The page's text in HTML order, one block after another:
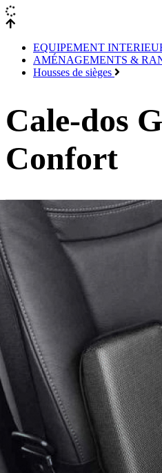
EQUIPEMENT
AMÉNAGEMENTS &
Housses de sièges
Cale-dos
Confort